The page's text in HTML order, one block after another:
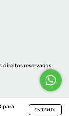
para
ENTENDI
direitos reservados.